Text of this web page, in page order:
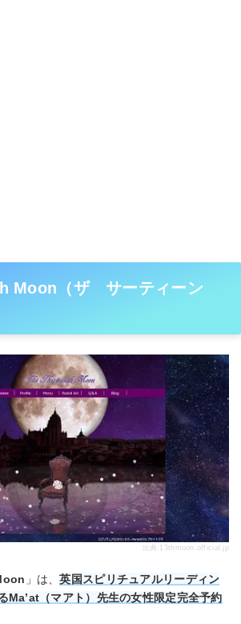
Moon（ザ サーティーン
出典: 13thmoon.official.jp
」は、英国スピリチュアルリーディン
Ma’at（マアト）先生の女性限定完全予約